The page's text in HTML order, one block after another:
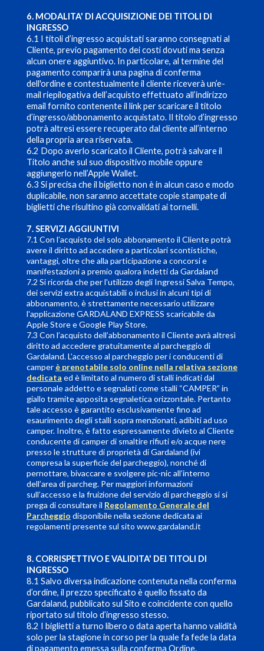
6. MODALITA' DI ACQUISIZIONE DEI TITOLI DI
INGRESSO
6.1 I titoli d’ingresso acquistati saranno consegnati al
Cliente, previo pagamento dei costi dovuti ma senza
alcun onere aggiuntivo. In particolare, al termine del
pagamento comparirà una pagina di conferma
dell'ordine e contestualmente il cliente riceverà un’e-
mail riepilogativa dell’acquisto effettuato all’indirizzo
email fornito contenente il link per scaricare il titolo
d’ingresso/abbonamento acquistato. Il titolo d’ingresso
potrà altresì essere recuperato dal cliente all’interno
della propria area riservata.
6.2 Dopo averlo scaricato il Cliente, potrà salvare il
Titolo anche sul suo dispositivo mobile oppure
aggiungerlo nell’Apple Wallet.
6.3 Si precisa che il biglietto non è in alcun caso e modo
duplicabile, non saranno accettate copie stampate di
biglietti che risultino già convalidati ai tornelli.
7. SERVIZI AGGIUNTIVI
7.1 Con l’acquisto del solo abbonamento il Cliente potrà
avere il diritto ad accedere a particolari scontistiche,
vantaggi, oltre che alla participazione a concorsi e
manifestazioni a premio qualora indetti da Gardaland
7.2 Si ricorda che per l'utilizzo degli Ingressi Salva Tempo,
dei servizi extra acquistabili o inclusi in alcuni tipi di
abbonamento, è strettamente necessario utilizzare
l'applicazione GARDALAND EXPRESS scaricabile da
Apple Store e Google Play Store.
7.3 Con l’acquisto dell’abbonamento il Cliente avrà altresì
diritto ad accedere gratuitamente al parcheggio di
Gardaland. L’accesso al parcheggio per i conducenti di
camper è prenotabile solo online nella relativa sezione
dedicata ed è limitato al numero di stalli indicati dal
personale addetto e segnalati come stalli “CAMPER” in
giallo tramite apposita segnaletica orizzontale. Pertanto
tale accesso è garantito esclusivamente fino ad
esaurimento degli stalli sopra menzionati, adibiti ad uso
camper. Inoltre, è fatto espressamente divieto al Cliente
conducente di camper di smaltire rifiuti e/o acque nere
presso le strutture di proprietà di Gardaland (ivi
compresa la superficie del parcheggio), nonché di
pernottare, bivaccare e svolgere pic-nic all’interno
dell’area di parcheg. Per maggiori informazioni
sull’accesso e la fruizione del servizio di parcheggio si si
prega di consultare il Regolamento Generale del
Parcheggio disponibile nella sezione dedicata ai
regolamenti presente sul sito www.gardaland.it
8. CORRISPETTIVO E VALIDITA' DEI TITOLI DI
INGRESSO
8.1 Salvo diversa indicazione contenuta nella conferma
d’ordine, il prezzo specificato è quello fissato da
Gardaland, pubblicato sul Sito e coincidente con quello
riportato sul titolo d’ingresso stesso.
8.2 I biglietti a turno libero o data aperta hanno validità
solo per la stagione in corso per la quale fa fede la data
di pagamento emessa sulla conferma Ordine.